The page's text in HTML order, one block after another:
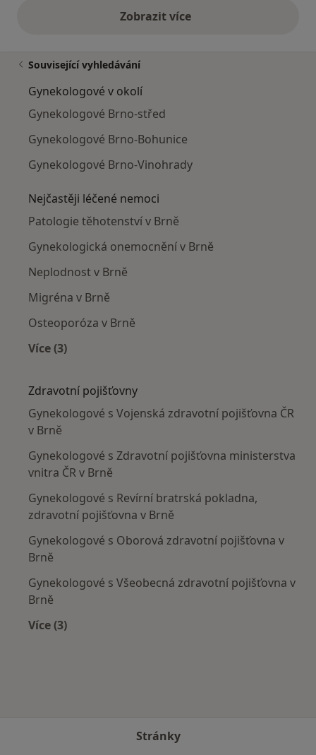
Zobrazit vícevýše uvedené názory
Související vyhledávání
Gynekologové v okolí
Gynekologové Brno-střed
Gynekologové Brno-Bohunice
Gynekologové Brno-Vinohrady
Nejčastěji léčené nemoci
Patologie těhotenství v Brně
Gynekologická onemocnění v Brně
Neplodnost v Brně
Migréna v Brně
Osteoporóza v Brně
Více (3)
Zdravotní pojišťovny
Gynekologové s Vojenská zdravotní pojišťovna ČR
v Brně
Gynekologové s Zdravotní pojišťovna ministerstva
vnitra ČR v Brně
Gynekologové s Revírní bratrská pokladna,
zdravotní pojišťovna v Brně
Gynekologové s Oborová zdravotní pojišťovna v
Brně
Gynekologové s Všeobecná zdravotní pojišťovna v
Brně
Více (3)
Stránky